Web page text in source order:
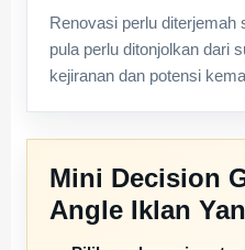
Renovasi perlu diterjemah
pula perlu ditonjolkan dari
kejiranan dan potensi
Mini Decision
Angle Iklan